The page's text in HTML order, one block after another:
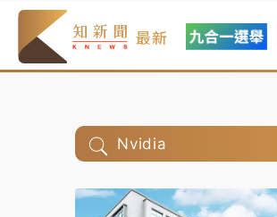
最新
Nvidia